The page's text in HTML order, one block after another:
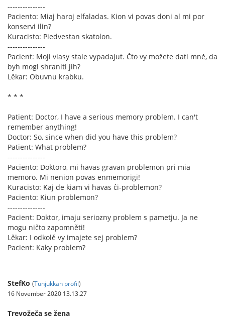
---------------
Paciento: Miaj haroj elfaladas. Kion vi povas doni al mi por
konservi ilin?
Kuracisto: Piedvestan skatolon.
---------------
Pacient: Moji vlasy stale vypadajut. Čto vy možete dati mně, da
byh mogl shraniti jih?
Lěkar: Obuvnu krabku.
* * *
Patient: Doctor, I have a serious memory problem. I can't
remember anything!
Doctor: So, since when did you have this problem?
Patient: What problem?
---------------
Paciento: Doktoro, mi havas gravan problemon pri mia
memoro. Mi nenion povas enmemorigi!
Kuracisto: Kaj de kiam vi havas ĉi-problemon?
Paciento: Kiun problemon?
---------------
Pacient: Doktor, imaju seriozny problem s pametju. Ja ne
mogu ničto zapomněti!
Lěkar: I odkolě vy imajete sej problem?
Pacient: Kaky problem?
StefKo (Tunjukkan profil)
16 November 2020 13.13.27
Trevožeča se žena